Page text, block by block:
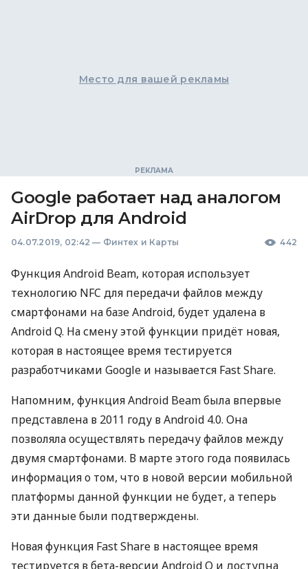
Место для вашей рекламы
Google работает над аналогом
AirDrop для Android
04.07.2019, 02:42 — Финтех и Карты 442
Функция Android Beam, которая использует
технологию NFC для передачи файлов между
смартфонами на базе Android, будет удалена в
Android Q. На смену этой функции придёт новая,
которая в настоящее время тестируется
разработчиками Google и называется Fast Share.
Напомним, функция Android Beam была впервые
представлена в 2011 году в Android 4.0. Она
позволяла осуществлять передачу файлов между
двумя смартфонами. В марте этого года появилась
информация о том, что в новой версии мобильной
платформы данной функции не будет, а теперь
эти данные были подтверждены.
Новая функция Fast Share в настоящее время
тестируется в бета-версии Android Q и доступна